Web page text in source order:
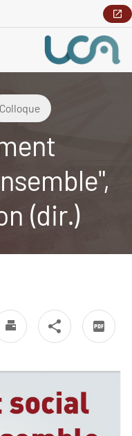
Colloque
(dir.)